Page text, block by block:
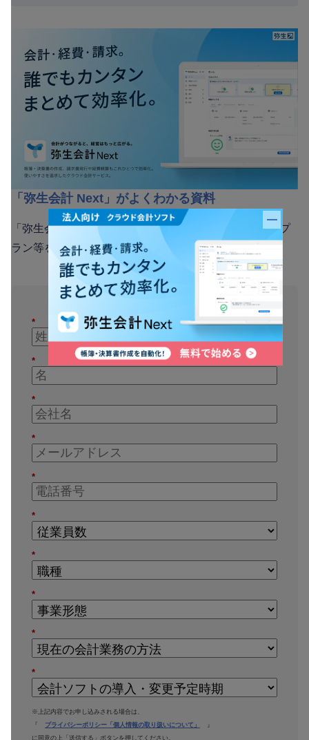
バナー
「弥生会計 Next」がよくわかる資料
「弥生会計 Next」のメリットや機能、サポート内容やプ
ラン等を解説！導入を検討している方におすすめ
*
*
*
*
*
*
*
*
*
*
※上記内容でお申し込みされる場合は、
『
プライバシーポリシー「個人情報の取り扱いについて」
』
に同意の上「送信する」ボタンを押してください。